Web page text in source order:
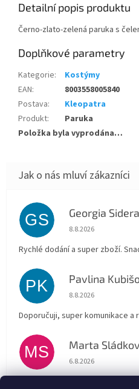
Detailní popis produktu
Černo-zlato-zelená paruka s
Doplňkové parametry
Kategorie:
Kostýmy
EAN:
8003558005840
Postava:
Kleopatra
Produkt:
Paruka
Položka byla vyprodána…
GS Georgia
Hodnocení
8.8.2026
Rychlé dodání a super zboží.
PK Pavlina
Hodnocení
8.8.2026
Doporučuji, super komunikace a
MS Marta
Hodnocení
6.8.2026